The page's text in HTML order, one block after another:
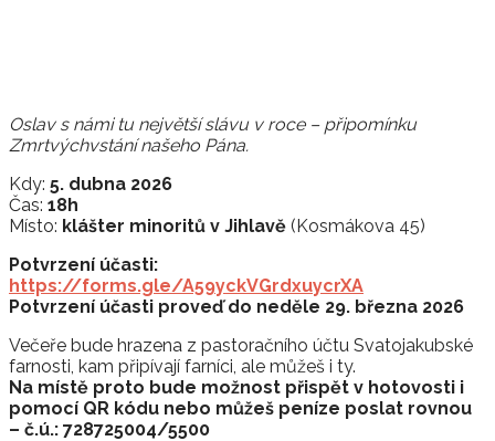
Oslav s námi tu největší slávu v roce – připomínku
Zmrtvýchvstání našeho Pána.
Kdy: 5. dubna 2026
Čas: 18h
Místo: klášter minoritů v Jihlavě (Kosmákova 45)
Potvrzení účasti:
https://forms.gle/A59yckVGrdxuycrXA
Potvrzení účasti proveď do neděle 29. března 2026
Večeře bude hrazena z pastoračního účtu Svatojakubské
farnosti, kam připívají farníci, ale můžeš i ty.
Na místě proto bude možnost přispět v hotovosti i
pomocí QR kódu nebo můžeš peníze poslat rovnou
– č.ú.: 728725004/5500